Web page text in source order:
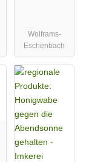
Wolframs-
Eschenbach